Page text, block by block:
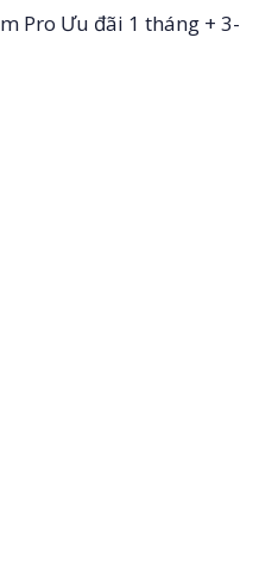
Pro Ưu đãi 1 tháng + 3-